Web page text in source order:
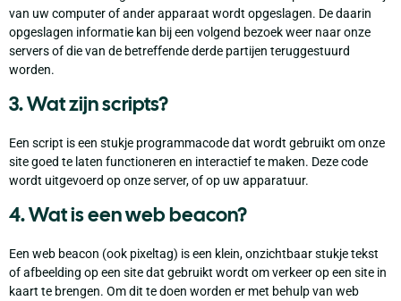
van uw computer of ander apparaat wordt opgeslagen. De daarin
opgeslagen informatie kan bij een volgend bezoek weer naar onze
servers of die van de betreffende derde partijen teruggestuurd
worden.
3. Wat zijn scripts?
Een script is een stukje programmacode dat wordt gebruikt om onze
site goed te laten functioneren en interactief te maken. Deze code
wordt uitgevoerd op onze server, of op uw apparatuur.
4. Wat is een web beacon?
Een web beacon (ook pixeltag) is een klein, onzichtbaar stukje tekst
of afbeelding op een site dat gebruikt wordt om verkeer op een site in
kaart te brengen. Om dit te doen worden er met behulp van web